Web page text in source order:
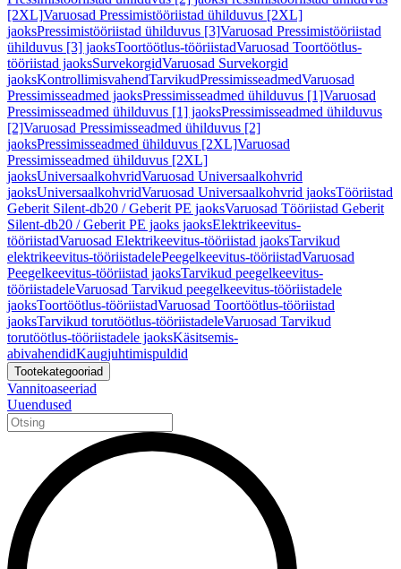
[2XL]Varuosad Pressimistööriistad ühilduvus [2XL]
jaoksPressimistööriistad ühilduvus [3]Varuosad Pressimistööriistad
ühilduvus [3] jaoksToortöötlus-tööriistadVaruosad Toortöötlus-
tööriistad jaoksSurvekorgidVaruosad Survekorgid
jaoksKontrollimisvahendTarvikudPressimisseadmedVaruosad
Pressimisseadmed jaoksPressimisseadmed ühilduvus [1]Varuosad
Pressimisseadmed ühilduvus [1] jaoksPressimisseadmed ühilduvus
[2]Varuosad Pressimisseadmed ühilduvus [2]
jaoksPressimisseadmed ühilduvus [2XL]Varuosad
Pressimisseadmed ühilduvus [2XL]
jaoksUniversaalkohvridVaruosad Universaalkohvrid
jaoksUniversaalkohvridVaruosad Universaalkohvrid jaoksTööriistad
Geberit Silent-db20 / Geberit PE jaoksVaruosad Tööriistad Geberit
Silent-db20 / Geberit PE jaoks jaoksElektrikeevitus-
tööriistadVaruosad Elektrikeevitus-tööriistad jaoksTarvikud
elektrikeevitus-tööriistadelePeegelkeevitus-tööriistadVaruosad
Peegelkeevitus-tööriistad jaoksTarvikud peegelkeevitus-
tööriistadeleVaruosad Tarvikud peegelkeevitus-tööriistadele
jaoksToortöötlus-tööriistadVaruosad Toortöötlus-tööriistad
jaoksTarvikud torutöötlus-tööriistadeleVaruosad Tarvikud
torutöötlus-tööriistadele jaoksKäsitsemis-
abivahendidKaugjuhtimispuldid
Tootekategooriad
Vannitoaseeriad
Uuendused